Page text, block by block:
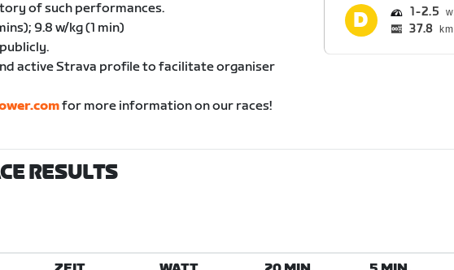
of such performances.
9.8 w/kg (1 min)
active Strava profile to facilitate organiser
for more information on our races!
1 2.5
37.8 km
RESULTS